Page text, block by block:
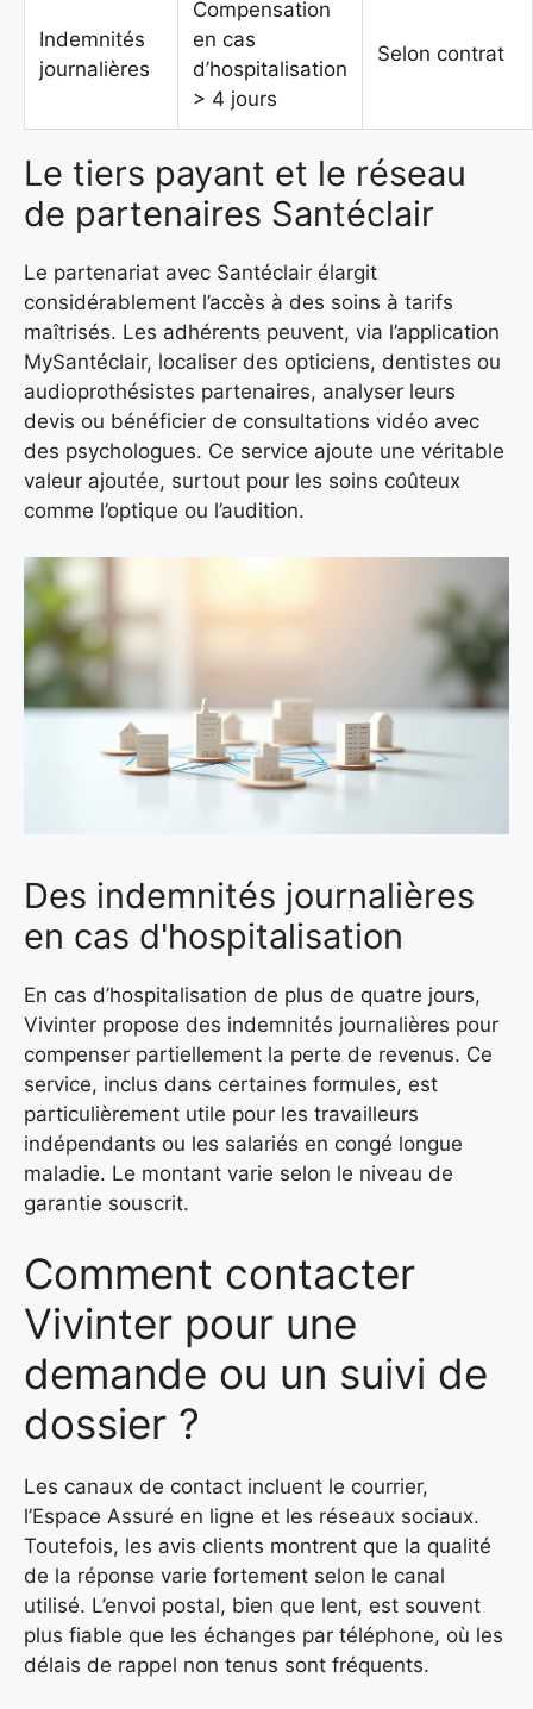
Indemnités
journalières
Compensation
en cas
d’hospitalisation
> 4 jours
Selon contrat
Le tiers payant et le réseau
de partenaires Santéclair
Le partenariat avec Santéclair élargit
considérablement l’accès à des soins à tarifs
maîtrisés. Les adhérents peuvent, via l’application
MySantéclair, localiser des opticiens, dentistes ou
audioprothésistes partenaires, analyser leurs
devis ou bénéficier de consultations vidéo avec
des psychologues. Ce service ajoute une véritable
valeur ajoutée, surtout pour les soins coûteux
comme l’optique ou l’audition.
Des indemnités journalières
en cas d'hospitalisation
En cas d’hospitalisation de plus de quatre jours,
Vivinter propose des indemnités journalières pour
compenser partiellement la perte de revenus. Ce
service, inclus dans certaines formules, est
particulièrement utile pour les travailleurs
indépendants ou les salariés en congé longue
maladie. Le montant varie selon le niveau de
garantie souscrit.
Comment contacter
Vivinter pour une
demande ou un suivi de
dossier ?
Les canaux de contact incluent le courrier,
l’Espace Assuré en ligne et les réseaux sociaux.
Toutefois, les avis clients montrent que la qualité
de la réponse varie fortement selon le canal
utilisé. L’envoi postal, bien que lent, est souvent
plus fiable que les échanges par téléphone, où les
délais de rappel non tenus sont fréquents.